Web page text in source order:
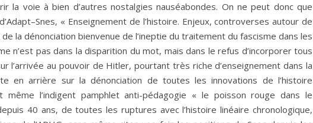
la voie à bien d’autres nostalgies nauséabondes. On ne peut donc que
« Enseignement de l’histoire. Enjeux, controverses autour de
la dénonciation bienvenue de l’ineptie du traitement du fascisme dans les
n’est pas dans la disparition du mot, mais dans le refus d’incorporer tous
l’arrivée au pouvoir de Hitler, pourtant très riche d’enseignement dans la
en arrière sur la dénonciation de toutes les innovations de l’histoire
même l’indigent pamphlet anti-pédagogie « le poisson rouge dans le
40 ans, de toutes les ruptures avec l’histoire linéaire chronologique,